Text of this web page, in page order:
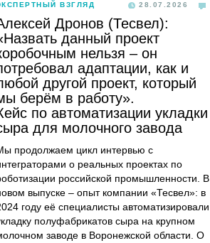
ВЗГЛЯД 28.07.2026
Дронов (Тесвел):
данный проект
нельзя – он
адаптации, как и
другой проект, который
берём в работу».
по автоматизации укладки
для молочного завода
продолжаем цикл интервью с
о реальных проектах по
российской промышленности. В
выпуске – опыт компании «Тесвел»: в
году её специалисты автоматизировали
полуфабрикатов сыра на крупном
заводе в Воронежской области. О